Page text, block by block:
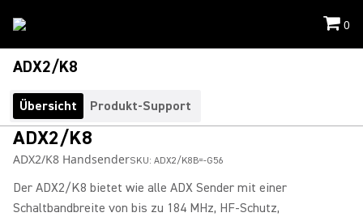
0
ADX2/K8
Übersicht Produkt-Support
ADX2/K8
ADX2/K8 HandsenderSKU: ADX2/K8B=-G56
Der ADX2/K8 bietet wie alle ADX Sender mit einer
Schaltbandbreite von bis zu 184 MHz, HF-Schutz,